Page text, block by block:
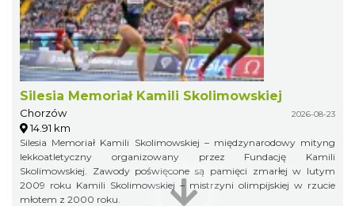
Silesia Memoriał Kamili Skolimowskiej
Chorzów 2026-08-23
14.91 km
Silesia Memoriał Kamili Skolimowskiej – międzynarodowy mityng
lekkoatletyczny organizowany przez Fundację Kamili
Skolimowskiej. Zawody poświęcone są pamięci zmarłej w lutym
2009 roku Kamili Skolimowskiej – mistrzyni olimpijskiej w rzucie
młotem z 2000 roku.